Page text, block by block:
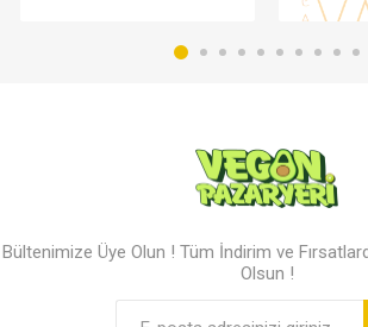
Bültenimize Üye Olun ! Tüm İndirim ve
Olsun !